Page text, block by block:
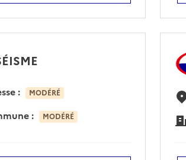
: MODÉRÉ
: MODÉRÉ